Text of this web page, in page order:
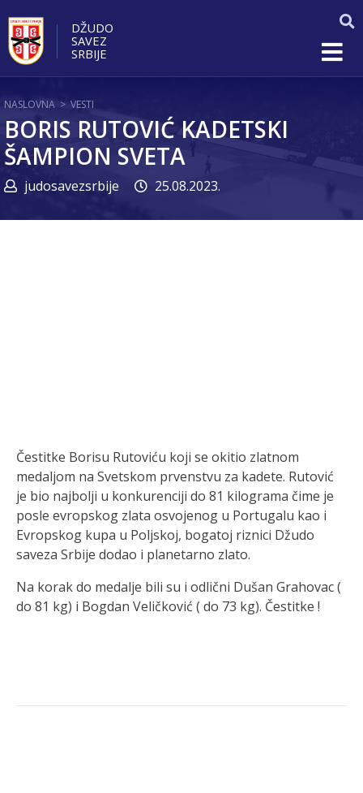
DŽUDO
SAVEZ
SRBIJE
NASLOVNA > VESTI
BORIS RUTOVIĆ KADETSKI
ŠAMPION SVETA
judosavezsrbije 25.08.2023.
Čestitke Borisu Rutoviću koji se okitio zlatnom
medaljom na Svetskom prvenstvu za kadete. Rutović
je bio najbolji u konkurenciji do 81 kilograma čime je
posle evropskog zlata osvojenog u Portugalu kao i
Evropskog kupa u Poljskoj, bogatoj riznici Džudo
saveza Srbije dodao i planetarno zlato.
Na korak do medalje bili su i odlični Dušan Grahovac (
do 81 kg) i Bogdan Veličković ( do 73 kg). Čestitke !